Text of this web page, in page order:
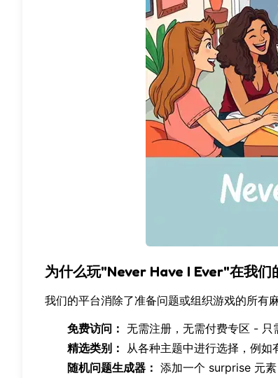
为什么玩"Never Have I Ever"在我们
我们的平台消除了准备问题或组织游戏的所有
免费访问： 无需注册，无需付费专区 - 只
精选类别：
从各种主题中进行选择，例如
随机问题生成器： 添加一个 surprise 元素